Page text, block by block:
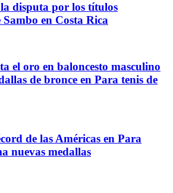
disputa por los títulos
en Costa Rica
el oro en baloncesto masculino
de bronce en Para tenis de
de las Américas en Para
nuevas medallas